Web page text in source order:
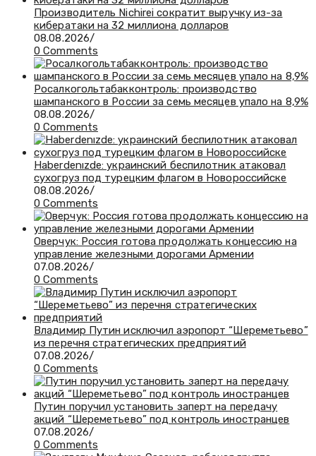
Производитель Nichirei сократит выручку из-за
кибератаки на 32 миллиона долларов
08.08.2026/
0 Comments
Росалкогольтабакконтроль: производство
шампанского в России за семь месяцев упало на 8,9%
08.08.2026/
0 Comments
Haberdenızde: украинский беспилотник атаковал
сухогруз под турецким флагом в Новороссийске
08.08.2026/
0 Comments
Оверчук: Россия готова продолжать концессию на
управление железными дорогами Армении
07.08.2026/
0 Comments
Владимир Путин исключил аэропорт “Шереметьево”
из перечня стратегических предприятий
07.08.2026/
0 Comments
Путин поручил установить заперт на передачу
акций “Шереметьево” под контроль иностранцев
07.08.2026/
0 Comments